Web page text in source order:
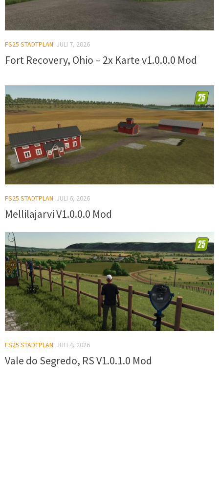
FS25 STADTPLAN JULI 7, 2026
Fort Recovery, Ohio – 2x Karte v1.0.0.0 Mod
FS25 STADTPLAN JULI 6, 2026
Mellilajarvi V1.0.0.0 Mod
FS25 STADTPLAN JULI 4, 2026
Vale do Segredo, RS V1.0.1.0 Mod